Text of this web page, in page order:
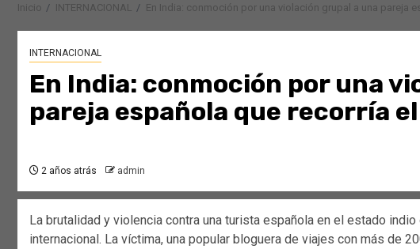
Inicio INTERNACIONAL En India: conmoción por una violación grupal a una pareja
INTERNACIONAL
En India: conmoción por una
pareja española que recorría
2 años atrás admin
La brutalidad y violencia contra una turista española en el estado
internacional. La víctima, una popular bloguera de viajes con más de